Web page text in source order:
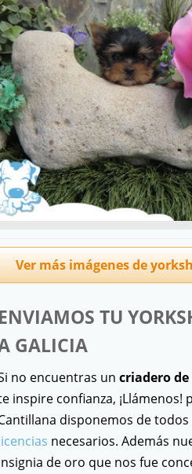
Ver más imágenes de
TU
GALICIA
no encuentras un criadero
inspire confianza, ¡Llámenos!
disponemos de todos
necesarios. Además
de oro que nos fue